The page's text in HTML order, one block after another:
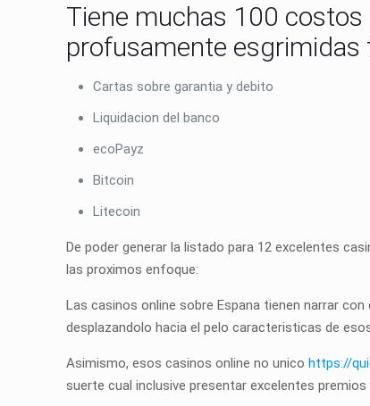
Tiene muchas 100 costos
profusamente esgrimidas
Cartas sobre garantia y debito
Liquidacion del banco
ecoPayz
Bitcoin
Litecoin
De poder generar la listado para 12 excelentes
las proximos enfoque:
Las casinos online sobre Espana tienen narrar
desplazandolo hacia el pelo caracteristicas de
Asimismo, esos casinos online no unicohttps://
suerte cual inclusive presentar excelentes